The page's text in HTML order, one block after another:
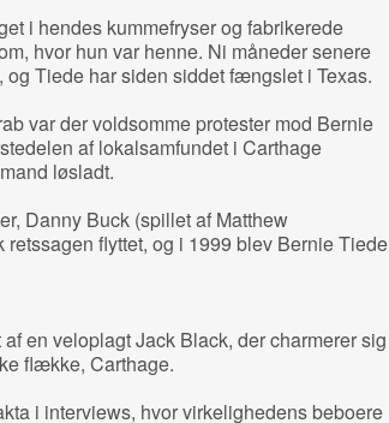
i hendes kummefryser og fabrikerede
hvor hun var henne. Ni måneder senere
og Tiede har siden siddet fængslet i Texas.
var der voldsomme protester mod Bernie
af lokalsamfundet i Carthage
løsladt.
Danny Buck (spillet af Matthew
retssagen flyttet, og i 1999 blev Bernie Tiede
en veloplagt Jack Black, der charmerer sig
flække, Carthage.
i interviews, hvor virkelighedens beboere